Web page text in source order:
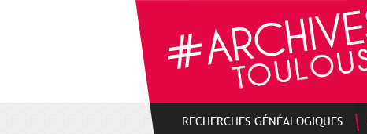
RECHERCHES GÉNÉALOGIQUES
Gestion de vos préférences sur les cookies